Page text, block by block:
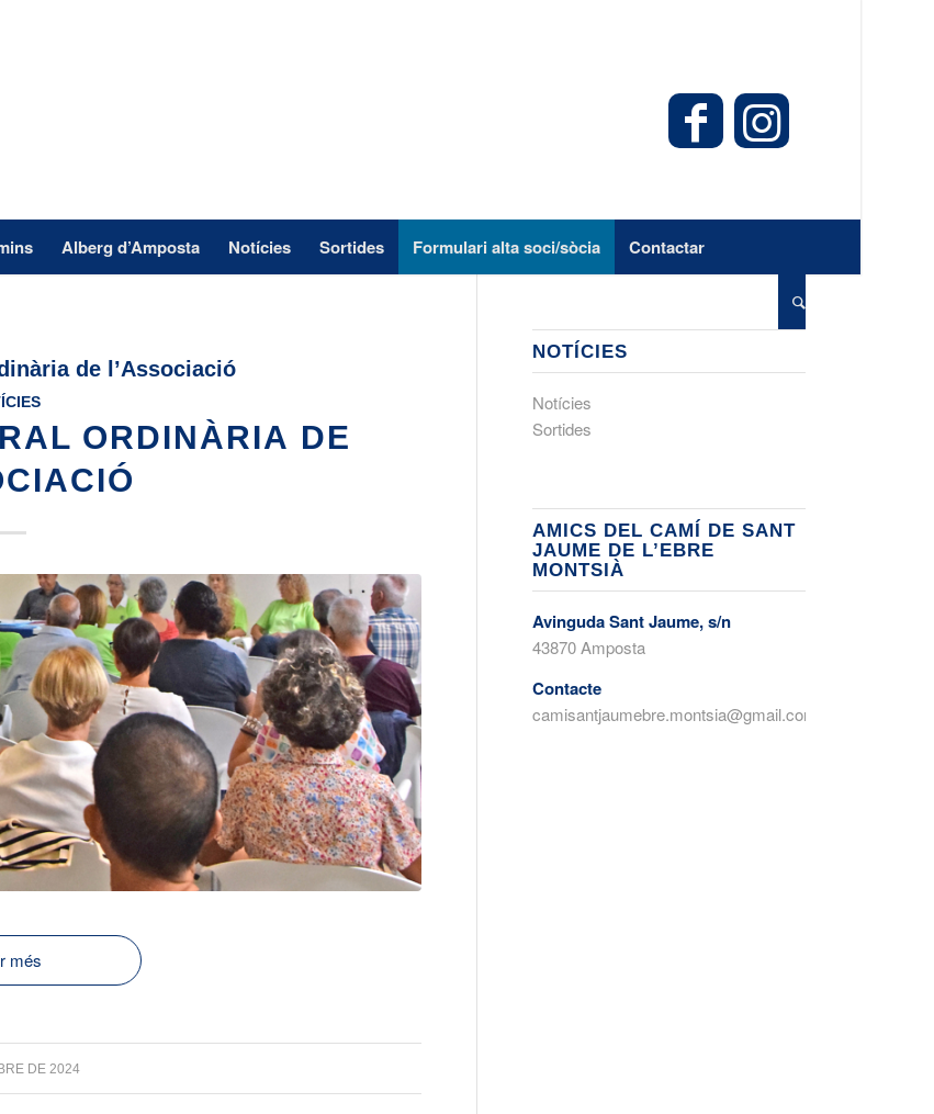
Alberg d’Amposta Notícies Sortides Formulari alta soci/sòcia Contactar
de l’Associació
ORDINÀRIA DE
més
DE 2024
NOTÍCIES
Notícies
Sortides
AMICS DEL CAMÍ DE SANT
JAUME DE L’EBRE
MONTSIÀ
Avinguda Sant Jaume, s/n
43870 Amposta
Contacte
camisantjaumebre.montsia@gmail.com